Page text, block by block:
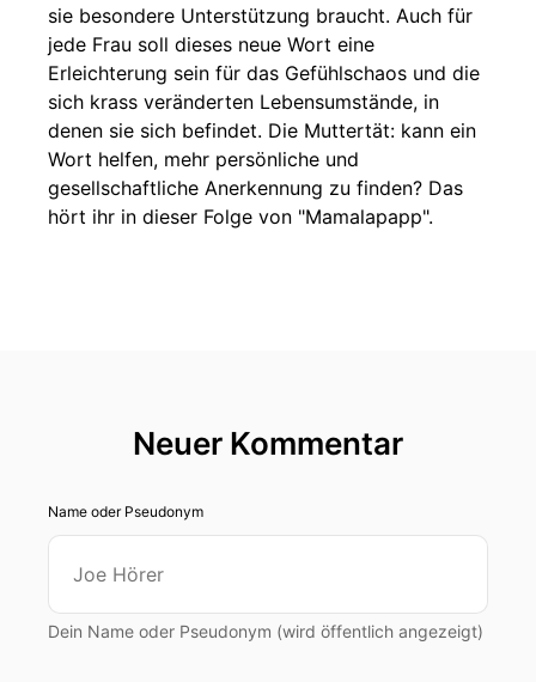
sie besondere Unterstützung braucht. Auch für
jede Frau soll dieses neue Wort eine
Erleichterung sein für das Gefühlschaos und die
sich krass veränderten Lebensumstände, in
denen sie sich befindet. Die Muttertät: kann ein
Wort helfen, mehr persönliche und
gesellschaftliche Anerkennung zu finden? Das
hört ihr in dieser Folge von "Mamalapapp".
Neuer Kommentar
Name oder Pseudonym
Dein Name oder Pseudonym (wird öffentlich angezeigt)